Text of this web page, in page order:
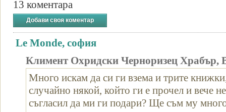
13 коментара
Добави своя коментар
Le Monde, софия
Климент Охридски Черноризец Храбър,
Много искам да си ги взема и трите
случайно някой, който ги е прочел и вече
съгласил да ми ги подари? Ще съм му